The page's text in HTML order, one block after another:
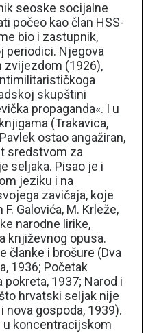
seoske socijalne
počeo kao član HSS-
bio i zastupnik,
periodici. Njegova
zvijezdom (1926),
skupštini
propaganda«. I u
(Trakavica,
ostao angažiran,
sredstvom za
seljaka. Pisao je i
jeziku i na
zavičaja, koje
Galovića, M. Krleže,
narodne lirike,
književnog opusa.
članke i brošure (Dva
1936; Početak
1937; Narod i
hrvatski seljak nije
nova gospoda, 1939).
u koncentracijskom